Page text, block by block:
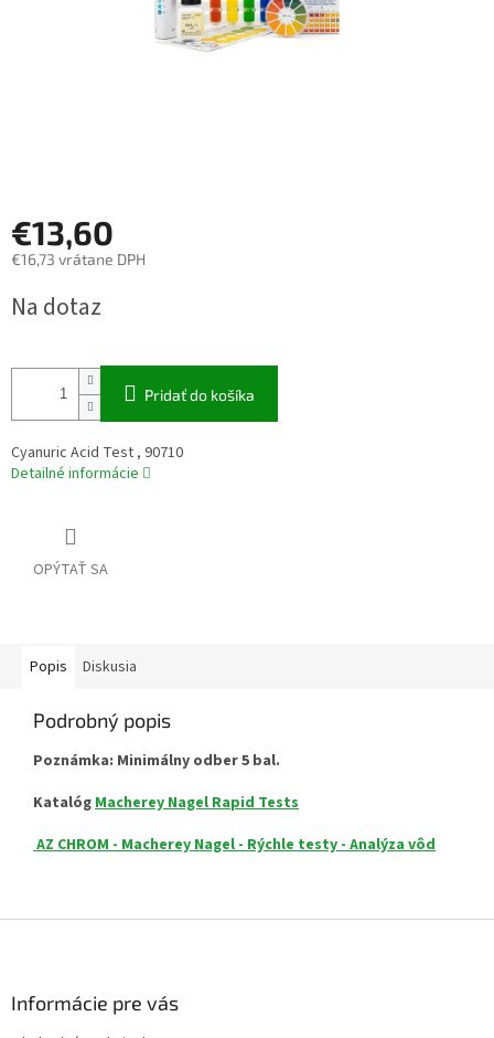
€13,60
€16,73 vrátane DPH
cena:
Na dotaz
Pridať do košíka
Cyanuric Acid Test , 90710
Detailné informácie
OPÝTAŤ SA
Popis Diskusia
Podrobný popis
Poznámka: Minimálny odber 5 bal.
KatalógMacherey Nagel Rapid Tests
AZ CHROM - Macherey Nagel - Rýchle testy - Analýza vôd
Informácie pre vás